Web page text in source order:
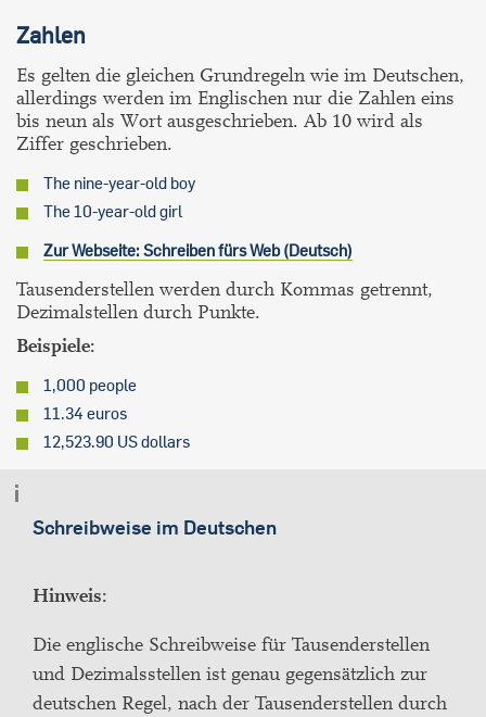
Zahlen
Es gelten die gleichen Grundregeln wie im Deutschen,
allerdings werden im Englischen nur die Zahlen eins
bis neun als Wort ausgeschrieben. Ab 10 wird als
Ziffer geschrieben.
The nine-year-old boy
The 10-year-old girl
Zur Webseite: Schreiben fürs Web (Deutsch)
Tausenderstellen werden durch Kommas getrennt,
Dezimalstellen durch Punkte.
Beispiele:
1,000 people
11.34 euros
12,523.90 US dollars
Schreibweise im Deutschen
Hinweis:
Die englische Schreibweise für Tausenderstellen
und Dezimalsstellen ist genau gegensätzlich zur
deutschen Regel, nach der Tausenderstellen durch